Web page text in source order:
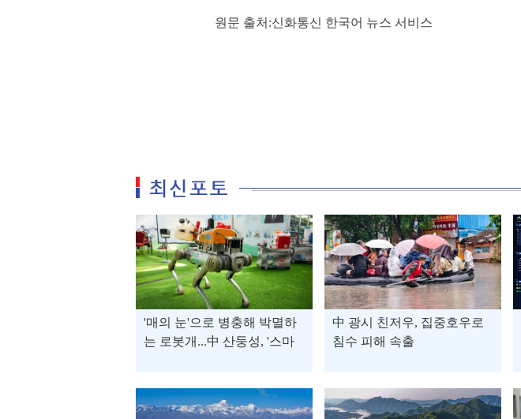
원문 출처:신화통신 한국어 뉴스 서비스
'매의 눈'으로 병충해 박멸하
는 로봇개...中 산둥성, '스마
中 광시 친저우, 집중호우로
침수 피해 속출